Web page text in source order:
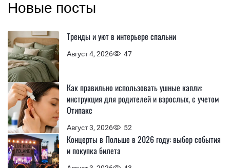
Новые посты
Август 4, 2026 47
Тренды и уют в интерьере спальни
Август 3, 2026 52
Как правильно использовать ушные капли:
инструкция для родителей и взрослых, с учетом
Отипакс
Концерты в Польше в 2026 году: выбор события
и покупка билета